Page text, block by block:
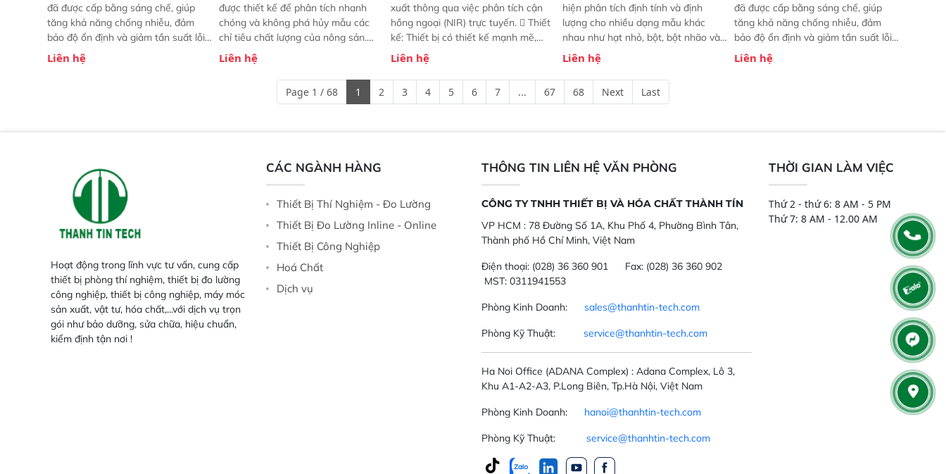
đã được cấp bằng sáng chế, giúp
tăng khả năng chống nhiễu, đảm
bảo độ ổn định và giảm tần suất lỗi.
 Phạm vi ứng dụng rộng: Đáp ứng
nhu cầu kiểm tra đa dạng mẫu mã
Liên hệ
được thiết kế để phân tích nhanh
chóng và không phá hủy mẫu các
chỉ tiêu chất lượng của nông sản.
Phạm vi sử dụng: Thiết bị linh hoạt
cho nhiều kịch bản khác nhau như
tại điểm thu mua, trong xưởng sản
xuất hoặc trực tiếp ngoài đồng
Liên hệ
xuất thông qua việc phân tích cận
hồng ngoại (NIR) trực tuyến.  Thiết
kế: Thiết bị có thiết kế mạnh mẽ,
mô-đun hóa, hỗ trợ tản nhiệt tăng
cường và đã qua kiểm tra áp suất
nghiêm ngặt.  Cam kết: Mang lại
khả năng theo dõi thông số theo
Liên hệ
hiện phân tích định tính và định
lượng cho nhiều dạng mẫu khác
nhau như hạt nhỏ, bột, bột nhão và
chất lỏng. Thiết bị này cho phép bất
kỳ ai cũng có thể thực hiện phân tích
đa thành phần chỉ với một nút bấm
đơn giản, mọi lúc, mọi nơi. Chuyên
Liên hệ
đã được cấp bằng sáng chế, giúp
tăng khả năng chống nhiễu, đảm
bảo độ ổn định và giảm tần suất lỗi.
 Phạm vi ứng dụng rộng: Đáp ứng
nhu cầu kiểm tra đa dạng mẫu mã
Liên hệ
Page 1 / 68 1 2 3 4 5 6 7 ... 67 68 Next Last
Hoạt động trong lĩnh vực tư vấn, cung cấp
thiết bị phòng thí nghiệm, thiết bị đo lường
công nghiệp, thiết bị công nghiệp, máy móc
sản xuất, vật tư, hóa chất,...với dịch vụ trọn
gói như bảo dưỡng, sửa chữa, hiệu chuẩn,
kiểm định tận nơi !
CÁC NGÀNH HÀNG
Thiết Bị Thí Nghiệm - Đo Lường
Thiết Bị Đo Lường Inline - Online
Thiết Bị Công Nghiệp
Hoá Chất
Dịch vụ
THÔNG TIN LIÊN HỆ VĂN PHÒNG
CÔNG TY TNHH THIẾT BỊ VÀ HÓA CHẤT THÀNH TÍN
VP HCM : 78 Đường Số 1A, Khu Phố 4, Phường Bình Tân,
Thành phố Hồ Chí Minh, Việt Nam
Điện thoại: (028) 36 360 901 Fax: (028) 36 360 902
MST: 0311941553
Phòng Kinh Doanh: sales@thanhtin-tech.com
Phòng Kỹ Thuật: service@thanhtin-tech.com
Ha Noi Office (ADANA Complex) : Adana Complex, Lô 3,
Khu A1-A2-A3, P.Long Biên, Tp.Hà Nội, Việt Nam
Phòng Kinh Doanh: hanoi@thanhtin-tech.com
Phòng Kỹ Thuật: service@thanhtin-tech.com
THỜI GIAN LÀM VIỆC
Thứ 2 - thứ 6: 8 AM - 5 PM
Thứ 7: 8 AM - 12.00 AM